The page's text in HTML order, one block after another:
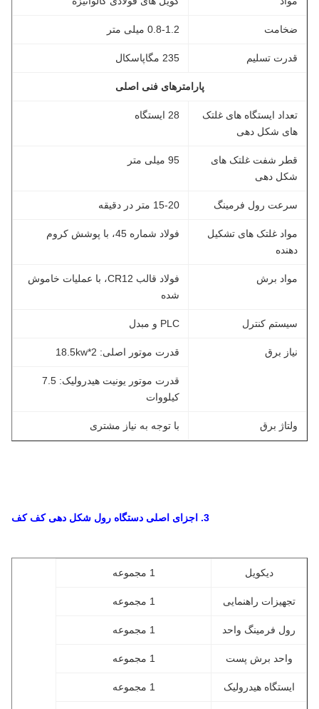
ضخامت 0.8-1.2 میلی متر
قدرت تسلیم 235 مگاپاسکال
پارامترهای فنی اصلی
تعداد ایستگاه های غلتک
های شکل دهی
28 ایستگاه
قطر شفت غلتک های
شکل دهی
95 میلی متر
سرعت رول فرمینگ 15-20 متر در دقیقه
مواد غلتک های تشکیل
دهنده
فولاد شماره 45، با پوشش کروم
مواد برش
فولاد قالب CR12، با عملیات خاموش
شده
سیستم کنترل PLC و مبدل
نیاز برق قدرت موتور اصلی: 18.5kw*2
قدرت موتور یونیت هیدرولیک: 7.5
کیلووات
ولتاژ برق با توجه به نیاز مشتری
3. اجزای اصلی دستگاه رول شکل دهی کف کف
دیکویل 1 مجموعه
تجهیزات راهنمایی 1 مجموعه
رول فرمینگ واحد 1 مجموعه
واحد برش پست 1 مجموعه
ایستگاه هیدرولیک 1 مجموعه